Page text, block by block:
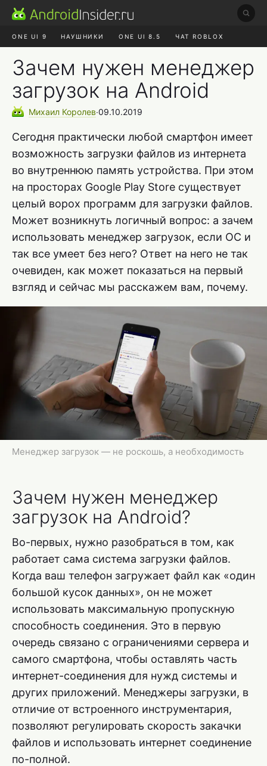
ONE UI 9 НАУШНИКИ ONE UI 8.5 ЧАТ ROBLOX
Зачем нужен менеджер
загрузок на Android
Михаил Королев∙09.10.2019
Сегодня практически любой смартфон имеет
возможность загрузки файлов из интернета
во внутреннюю память устройства. При этом
на просторах Google Play Store существует
целый ворох программ для загрузки файлов.
Может возникнуть логичный вопрос: а зачем
использовать менеджер загрузок, если ОС и
так все умеет без него? Ответ на него не так
очевиден, как может показаться на первый
взгляд и сейчас мы расскажем вам, почему.
Менеджер загрузок — не роскошь, а необходимость
Зачем нужен менеджер
загрузок на Android?
Во-первых, нужно разобраться в том, как
работает сама система загрузки файлов.
Когда ваш телефон загружает файл как «один
большой кусок данных», он не может
использовать максимальную пропускную
способность соединения. Это в первую
очередь связано с ограничениями сервера и
самого смартфона, чтобы оставлять часть
интернет-соединения для нужд системы и
других приложений. Менеджеры загрузки, в
отличие от встроенного инструментария,
позволяют регулировать скорость закачки
файлов и использовать интернет соединение
по-полной.